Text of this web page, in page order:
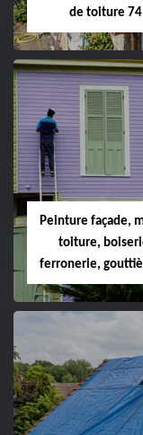
de toiture 74
Peinture façade,
toiture,
ferronerie,